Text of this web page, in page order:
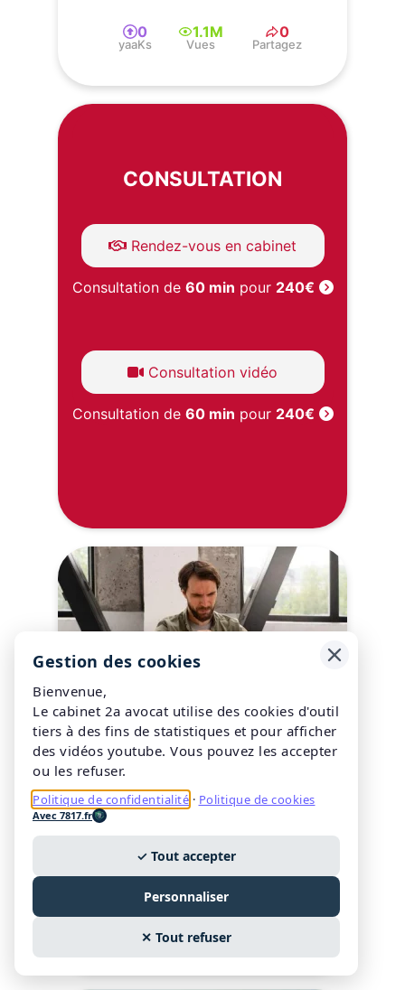
0
yaaKs
1.1M
Vues
0
Partagez
CONSULTATION
Rendez-vous en cabinet
Consultation de 60 min pour 240€
Consultation vidéo
Consultation de 60 min pour 240€
2a avocat
C'est quoi la résiliation
judiciaire du contrat de
travail aux torts de
l'employeur ?
14/04/2025
0 1.1M
Vues
0
Gestion des cookies
Bienvenue,
Le cabinet 2a avocat utilise des cookies d'outil
tiers à des fins de statistiques et pour afficher
des vidéos youtube. Vous pouvez les accepter
ou les refuser.
Politique de confidentialité · Politique de cookies
Avec 7817.fr
✓ Tout accepter
Personnaliser
✕ Tout refuser